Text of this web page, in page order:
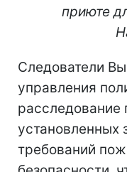
приюте
Следователи
управления
расследование
установленных
требований